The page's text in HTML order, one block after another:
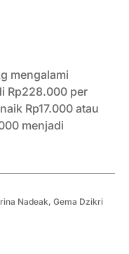
mengalami
Rp228.000 per
Rp17.000 atau
menjadi
Nadeak, Gema Dzikri